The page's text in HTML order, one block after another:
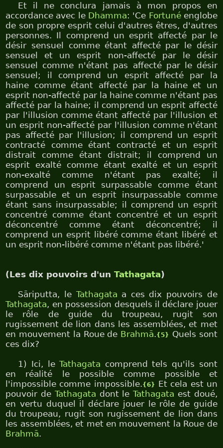
Et il ne conclura jamais à mon propos en
accordance avec le Dhamma: 'Ce Fortunéenglobe
de son propre esprit celui d'autres êtres, d'autres
personnes. Il comprend un esprit affecté par le
désir sensuel comme étant affecté par le désir
sensuel et un esprit non-affecté par le désir
sensuel comme n'étant pas affecté par le désir
sensuel; il comprend un esprit affecté par la
haine comme étant affecté par la haine et un
esprit non-affecté par la haine comme n'étant pas
affecté par la haine; il comprend un esprit affecté
par l'illusion comme étant affecté par l'illusion et
un esprit non-affecté par l'illusion comme n'étant
pas affecté par l'illusion; il comprend un esprit
contracté comme étant contracté et un esprit
distrait comme étant distrait; il comprend un
esprit exalté comme étant exalté et un esprit
non-exalté comme n'étant pas exalté; il
comprend un esprit surpassable comme étant
surpassable et un esprit insurpassable comme
étant sans insurpassable; il comprend un esprit
concentré comme étant concentré et un esprit
déconcentré comme étant déconcentré; il
comprend un esprit libéré comme étant libéré et
un esprit non-libéré comme n'étant pas libéré.'
(Les dix pouvoirs d'unTathagata)
Sāriputta, le Tathagata a ces dix pouvoirs de
Tathagata, en possession desquels il déclare jouer
le rôle de guide du troupeau, rugit son
rugissement de lion dans les assemblées, et met
en mouvement la Roue de Brahmā.{5}
Quels sont
ces dix?
1) Ici, leTathagata comprend tels qu'ils sont
en réalité le possible comme possible et
l'impossible comme impossible.{6}
Et cela est un
pouvoir de Tathagata dont leTathagata est doué,
en vertu duquel il déclare jouer le rôle de guide
du troupeau, rugit son rugissement de lion dans
les assemblées, et met en mouvement la Roue de
Brahmā.